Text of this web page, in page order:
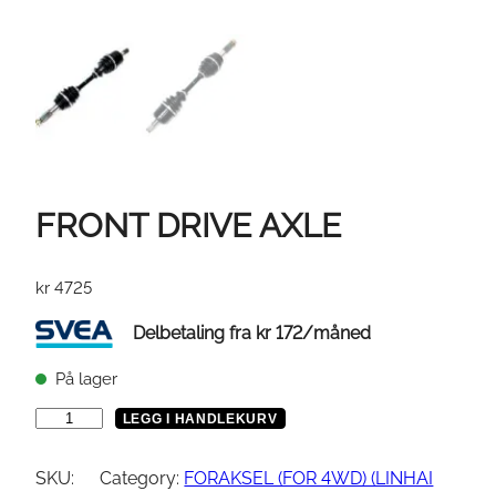
FRONT DRIVE AXLE
kr 4725
Delbetaling fra kr 172/måned
På lager
O
LEGG I HANDLEKURV
SKU:
Category: FORAKSEL (FOR 4WD) (LINHAI